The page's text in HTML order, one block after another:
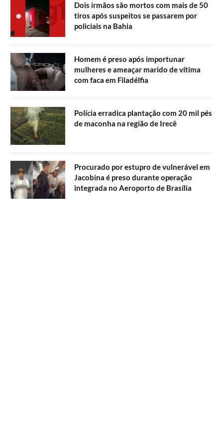
Dois irmãos são mortos com mais de 50
tiros após suspeitos se passarem por
policiais na Bahia
Homem é preso após importunar
mulheres e ameaçar marido de vítima
com faca em Filadélfia
Polícia erradica plantação com 20 mil pés
de maconha na região de Irecê
Procurado por estupro de vulnerável em
Jacobina é preso durante operação
integrada no Aeroporto de Brasília